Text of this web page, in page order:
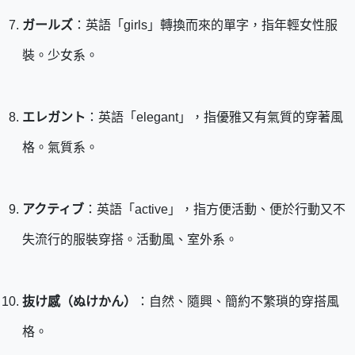
ガールズ ：英語「girls」轉換而來的單字，指年輕女性服
裝。少女系。
エレガント ：英語「elegant」，指優雅又有氣質的穿著風
格。氣質系。
アクティブ ：英語「active」，指方便活動、便於行動又不
失流行的服裝穿搭。活動風、室外系。
抜け感（ぬけかん） ：自然、隨興、簡約不繁瑣的穿搭風
格。